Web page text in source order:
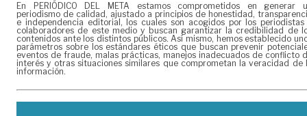
En PERIÓDICO DEL META estamos comprometidos en generar
periodismo de calidad, ajustado a principios de honestidad,
e independencia editorial, los cuales son acogidos por los periodistas
colaboradores de este medio y buscan garantizar la credibilidad de
contenidos ante los distintos públicos. Así mismo, hemos establecido
parámetros sobre los estándares éticos que buscan prevenir
eventos de fraude, malas prácticas, manejos inadecuados de conflicto
interés y otras situaciones similares que comprometan la veracidad de
información.